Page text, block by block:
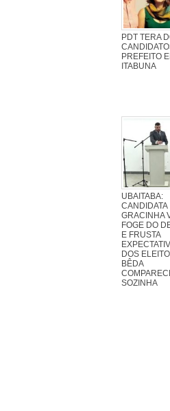
PDT TERA
PREFEITO
ITABUNA
UBAITABA:
CANDIDATA
GRACINHA
FOGE DO
E FRUSTA
DOS
BÊDA
SOZINHA